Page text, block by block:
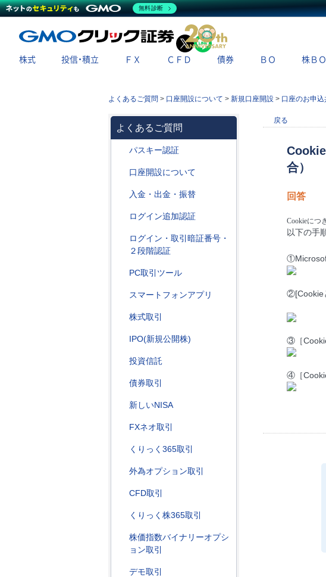
X
株式 投信・積立 ＦＸ ＣＦＤ 債券 ＢＯ 株ＢＯ
よくあるご質問 > 口座開設について > 新規口座開設 > 口座のお申込
よくあるご質問
パスキー認証
口座開設について
入金・出金・振替
ログイン追加認証
ログイン・取引暗証番号・
２段階認証
PC取引ツール
スマートフォンアプリ
株式取引
IPO(新規公開株)
投資信託
債券取引
新しいNISA
FXネオ取引
くりっく365取引
外為オプション取引
CFD取引
くりっく株365取引
株価指数バイナリーオプシ
ョン取引
デモ取引
戻る
合）
回答
Cookieにつ
以下の手
②[Cookie
③［
④［
無料診断